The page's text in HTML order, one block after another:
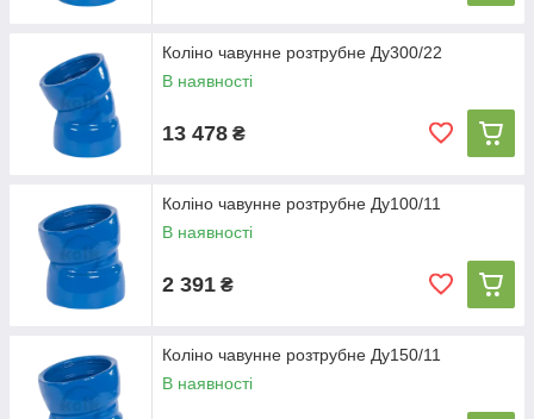
Коліно чавунне розтрубне Ду300/22
В наявності
13 478 ₴
Коліно чавунне розтрубне Ду100/11
В наявності
2 391 ₴
Коліно чавунне розтрубне Ду150/11
В наявності